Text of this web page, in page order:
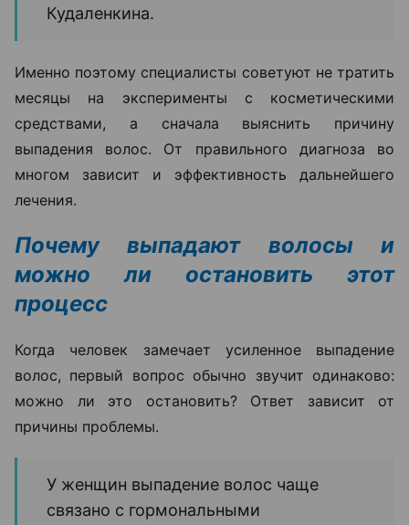
Кудаленкина.
Именно поэтому специалисты советуют не тратить
месяцы на эксперименты с косметическими
средствами, а сначала выяснить причину
выпадения волос. От правильного диагноза во
многом зависит и эффективность дальнейшего
лечения.
Почему выпадают волосы и
можно ли остановить этот
процесс
Когда человек замечает усиленное выпадение
волос, первый вопрос обычно звучит одинаково:
можно ли это остановить? Ответ зависит от
причины проблемы.
У женщин выпадение волос чаще
связано с гормональными